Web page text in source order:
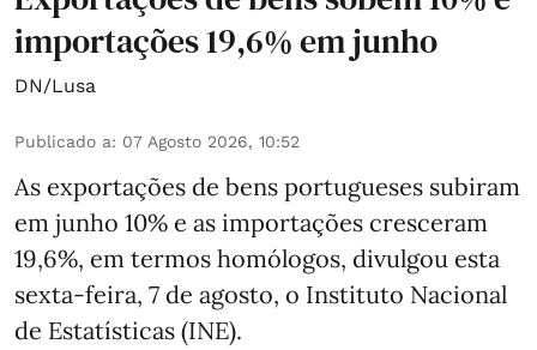
importações 19,6% em junho
DN/Lusa
Publicado a: 07 Agosto 2026, 10:52
As exportações de bens portugueses subiram
em junho 10% e as importações cresceram
19,6%, em termos homólogos, divulgou esta
sexta-feira, 7 de agosto, o Instituto Nacional
de Estatísticas (INE).